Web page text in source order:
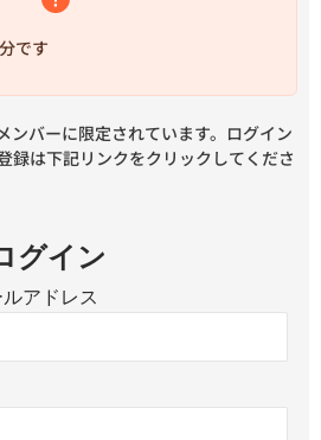
です
ンバーに限定されています。ログイン
録は下記リンクをクリックしてくださ
グイン
アドレス